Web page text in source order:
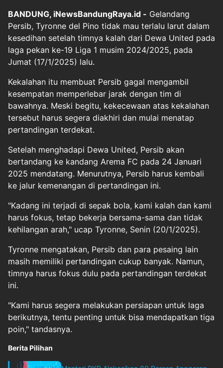
BANDUNG, iNewsBandungRaya.id - Gelandang
Persib, Tyronne del Pino tidak mau terlalu larut dalam
kesedihan setelah timnya kalah dari Dewa United pada
laga pekan ke-19 Liga 1 musim 2024/2025, pada
Jumat (17/1/2025) lalu.
Kekalahan itu membuat Persib gagal mengambil
kesempatan memperlebar jarak dengan tim di
bawahnya. Meski begitu, kekecewaan atas kekalahan
tersebut harus segera diakhiri dan mulai menatap
pertandingan terdekat.
Setelah menghadapi Dewa United, Persib akan
bertandang ke kandang Arema FC pada 24 Januari
2025 mendatang. Menurutnya, Persib harus kembali
ke jalur kemenangan di pertandingan ini.
"Kadang ini terjadi di sepak bola, kami kalah dan kami
harus fokus, tetap bekerja bersama-sama dan tidak
kehilangan arah," ucap Tyronne, Senin (20/1/2025).
Tyronne mengatakan, Persib dan para pesaing lain
masih memiliki pertandingan cukup banyak. Namun,
timnya harus fokus dulu pada pertandingan terdekat
ini.
"Kami harus segera melakukan persiapan untuk laga
berikutnya, tentu penting untuk bisa mendapatkan tiga
poin," tandasnya.
Berita Pilihan